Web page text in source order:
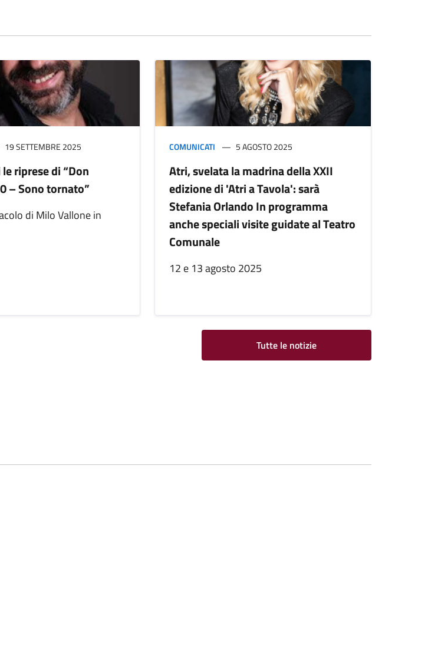
19 SETTEMBRE 2025
riprese di “Don
– Sono tornato”
di Milo Vallone in
COMUNICATI 5 AGOSTO 2025
Atri, svelata la madrina della XXII
edizione di 'Atri a Tavola': sarà
Stefania Orlando In programma
anche speciali visite guidate al Teatro
Comunale
12 e 13 agosto 2025
Tutte le notizie